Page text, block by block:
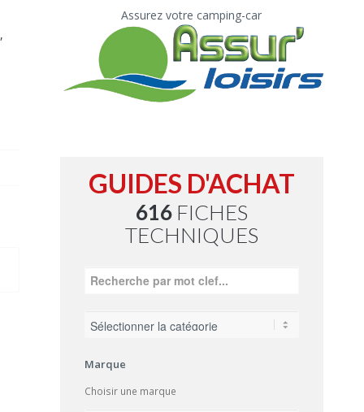
Assurez votre camping-car
GUIDES D'ACHAT
616FICHES
TECHNIQUES
Marque
Choisir une marque